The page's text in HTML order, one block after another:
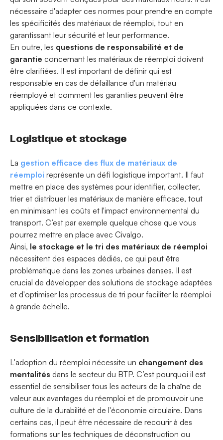
nécessaire d'adapter ces normes pour prendre en compte
les spécificités des matériaux de réemploi, tout en
garantissant leur sécurité et leur performance.
En outre, les questions de responsabilité et de
garantie concernant les matériaux de réemploi doivent
être clarifiées. Il est important de définir qui est
responsable en cas de défaillance d'un matériau
réemployé et comment les garanties peuvent être
appliquées dans ce contexte.
Logistique et stockage
La gestion efficace des flux de matériaux de
réemploi représente un défi logistique important. Il faut
mettre en place des systèmes pour identifier, collecter,
trier et distribuer les matériaux de manière efficace, tout
en minimisant les coûts et l'impact environnemental du
transport. C’est par exemple quelque chose que vous
pourrez mettre en place avec Civalgo.
Ainsi, le stockage et le tri des matériaux de réemploi
nécessitent des espaces dédiés, ce qui peut être
problématique dans les zones urbaines denses. Il est
crucial de développer des solutions de stockage adaptées
et d'optimiser les processus de tri pour faciliter le réemploi
à grande échelle.
Sensibilisation et formation
L'adoption du réemploi nécessite un changement des
mentalités dans le secteur du BTP. C’est pourquoi il est
essentiel de sensibiliser tous les acteurs de la chaîne de
valeur aux avantages du réemploi et de promouvoir une
culture de la durabilité et de l'économie circulaire. Dans
certains cas, il peut être nécessaire de recourir à des
formations sur les techniques de déconstruction ou